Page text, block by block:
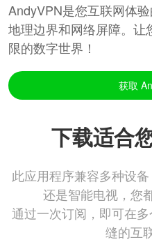
AndyVPN是您互联网体
地理边界和网络屏障。让
限的数字世界！
获取
下载适合
此应用程序兼容多种设
还是智能电视，您
通过一次订阅，即可在
缝的互